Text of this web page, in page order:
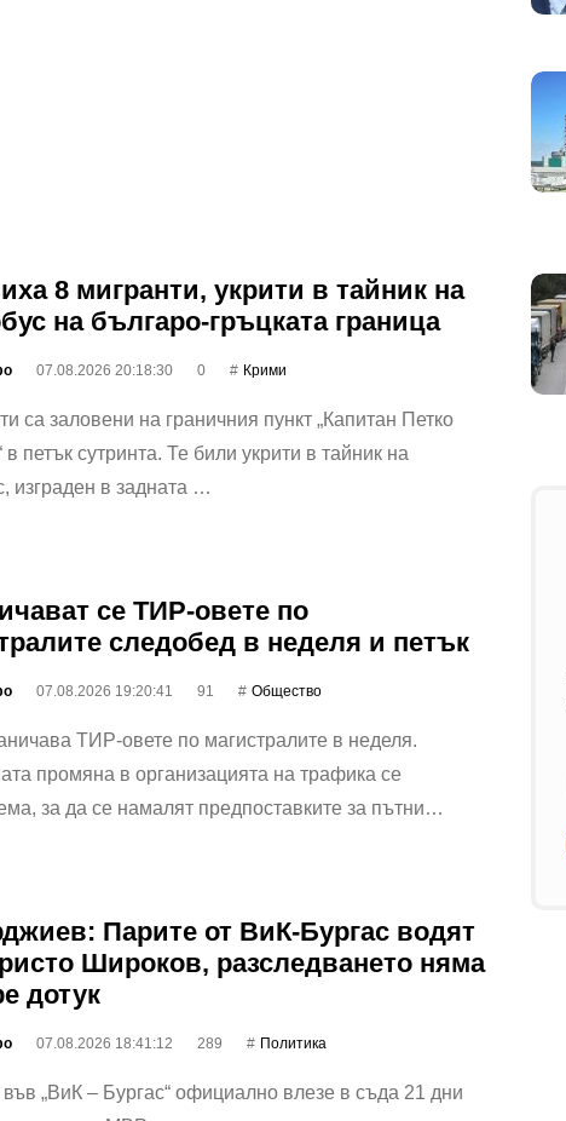
8 мигранти, укрити в тайник на
на българо-гръцката граница
07.08.2026 20:18:30 0 Крими
са заловени на граничния пункт „Капитан Петко
в петък сутринта. Те били укрити в тайник на
изграден в задната …
се ТИР-овете по
следобед в неделя и петък
07.08.2026 19:20:41 91 Общество
ТИР-овете по магистралите в неделя.
промяна в организацията на трафика се
за да се намалят предпоставките за пътни…
Парите от ВиК-Бургас водят
Широков, разследването няма
дотук
07.08.2026 18:41:12 289 Политика
„ВиК – Бургас“ официално влезе в съда 21 дни